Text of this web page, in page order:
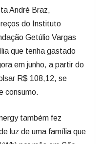
André Braz,
do Instituto
Getúlio Vargas
que tenha gastado
em junho, a partir do
R$ 108,12, se
consumo.
também fez
luz de uma família que